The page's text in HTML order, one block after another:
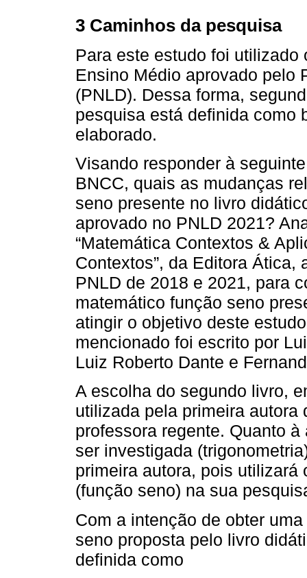
3 Caminhos da pesquisa
Para este estudo foi
Ensino Médio aprovado pelo
(PNLD). Dessa forma,
pesquisa está definida como
elaborado.
Visando responder à
BNCC, quais as mudanças
seno presente no livro
aprovado no PNLD 2021?
“Matemática Contextos &
Contextos”, da Editora
PNLD de 2018 e 2021, para
matemático função seno
atingir o objetivo deste
mencionado foi escrito por
Luiz Roberto Dante e
A escolha do segundo livro,
utilizada pela primeira
professora regente. Quanto
ser investigada
primeira autora, pois
(função seno) na sua
Com a intenção de obter
seno proposta pelo livro
definida como